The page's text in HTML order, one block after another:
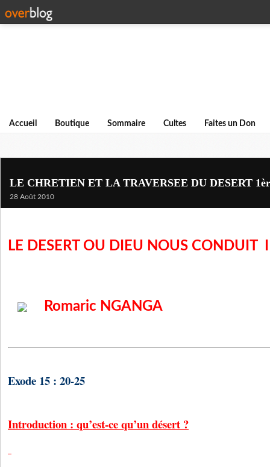
Accueil Boutique Sommaire Cultes Faites un Don
LE CHRETIEN ET LA TRAVERSEE DU DESERT
28 Août 2010
LE DESERT OU DIEU NOUS CONDUIT I
Romaric NGANGA
Exode 15 : 20-25
Introduction : qu’est-ce qu’un désert ?